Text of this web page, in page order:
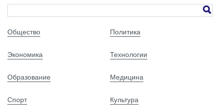
Общество Политика
Экономика Технологии
Образование Медицина
Спорт Культура